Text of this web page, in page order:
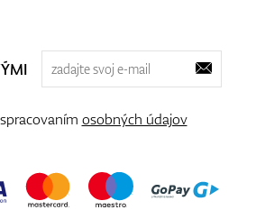
osobných údajov